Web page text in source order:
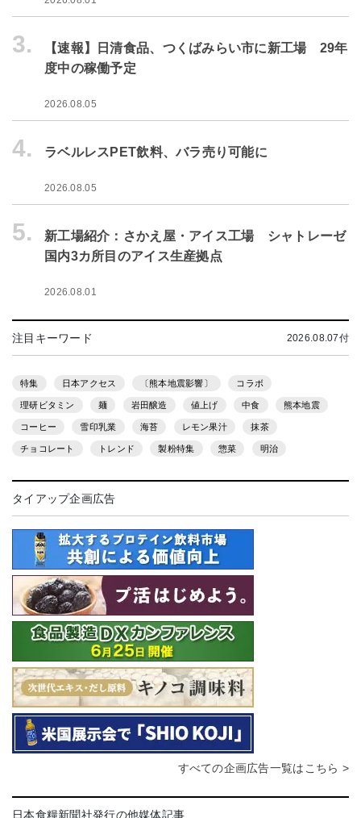
3.
【速報】日清食品、つくばみらい市に新工場 29年
度中の稼働予定
2026.08.05
4. ラベルレスPET飲料、バラ売り可能に
2026.08.05
5.
新工場紹介：さかえ屋・アイス工場 シャトレーゼ
国内3カ所目のアイス生産拠点
2026.08.01
注目キーワード 2026.08.07付
特集 日本アクセス 〔熊本地震影響〕 コラボ
理研ビタミン 麺 岩田醸造 値上げ 中食 熊本地震
コーヒー 雪印乳業 海苔 レモン果汁 抹茶
チョコレート トレンド 製粉特集 惣菜 明治
タイアップ企画広告
すべての企画広告一覧はこちら >
日本食糧新聞社発行の他媒体記事